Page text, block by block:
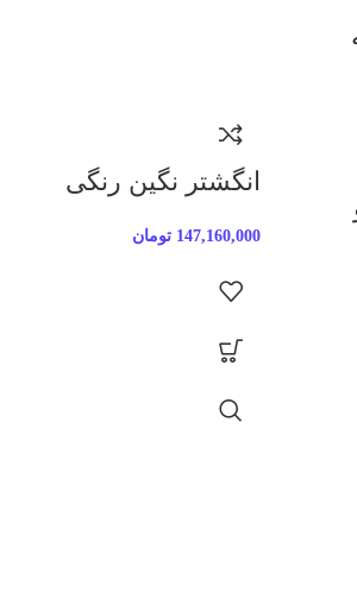
انگشتر نگین رنگی
147,160,000 تومان